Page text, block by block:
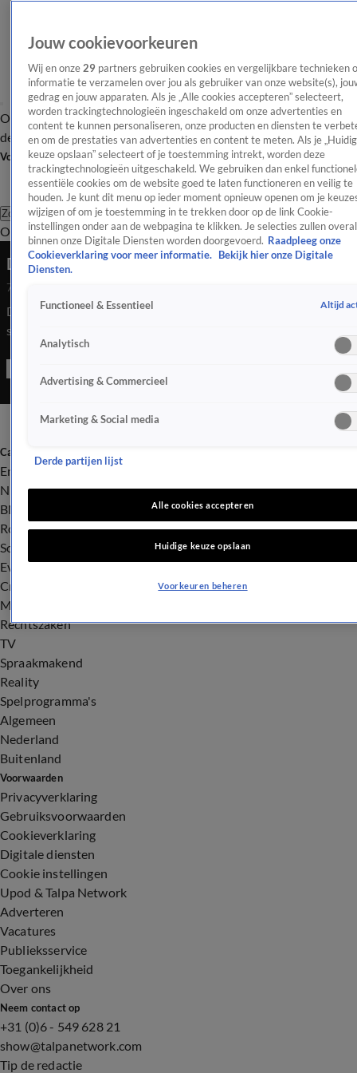
OverzichtAfleveringen Entertainment TV Algemeen
Tip
de redactieNieuwsbrief
Volg Shownieuws
Zoeken
OverzichtEntertainmentSpraakmakendRealityCrimeVideo's
Donny en Dave over hun liefdespartners
7 juni 2023, 07:53
Donny vertelt waarom hij zijn vriendin nog buiten de
schijnwerpers houdt en stapt Dave in het huwelijksbootje?
Categorieën
Entertainment
Nieuws
BN'ers
Royalty
Songfestival
Evenementen
Crime
Misdaad
Rechtszaken
TV
Spraakmakend
Reality
Spelprogramma's
Algemeen
Nederland
Buitenland
Voorwaarden
Privacyverklaring
Gebruiksvoorwaarden
Cookieverklaring
Digitale diensten
Cookie instellingen
Upod & Talpa Network
Adverteren
Vacatures
Publieksservice
Toegankelijkheid
Over ons
Neem contact op
+31 (0)6 - 549 628 21
show@talpanetwork.com
Tip de redactie
Jouw cookievoorkeuren
Wij en onze 29 partners gebruiken cookies en vergelijkbare technieken
informatie te verzamelen over jou als gebruiker van onze website(s),
gedrag en jouw apparaten. Als je „Alle cookies accepteren” selecteert,
worden trackingtechnologieën ingeschakeld om onze advertenties en
content te kunnen personaliseren, onze producten en diensten te
en om de prestaties van advertenties en content te meten. Als je
keuze opslaan” selecteert of je toestemming intrekt, worden deze
trackingtechnologieën uitgeschakeld. We gebruiken dan enkel
essentiële cookies om de website goed te laten functioneren en veilig te
houden. Je kunt dit menu op ieder moment opnieuw openen om je
wijzigen of om je toestemming in te trekken door op de link Cookie-
instellingen onder aan de webpagina te klikken. Je selecties zullen overal
binnen onze Digitale Diensten worden doorgevoerd. Raadpleeg onze
Cookieverklaring voor meer informatie.
Bekijk hier onze Digitale
Diensten.
Functioneel & Essentieel Altijd
Analytisch
Advertising & Commercieel
Marketing & Social media
Derde partijen lijst
Alle cookies accepteren
Huidige keuze opslaan
Voorkeuren beheren